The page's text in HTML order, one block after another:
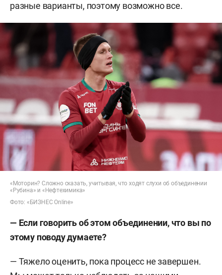
разные варианты, поэтому возможно все.
«Моторин? Сложно сказать, учитывая, что ходят слухи об объединении
«Рубина» и «Нефтехимика»
Фото: «БИЗНЕС Online»
— Если говорить об этом объединении, что вы по
этому поводу думаете?
— Тяжело оценить, пока процесс не завершен.